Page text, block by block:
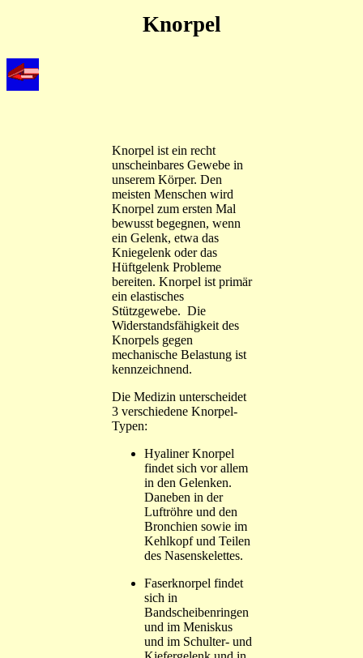
Knorpel
Knorpel ist ein recht
unscheinbares Gewebe in
unserem Körper. Den
meisten Menschen wird
Knorpel zum ersten Mal
bewusst begegnen, wenn
ein Gelenk, etwa das
Kniegelenk oder das
Hüftgelenk Probleme
bereiten. Knorpel ist primär
ein elastisches
Stützgewebe. Die
Widerstandsfähigkeit des
Knorpels gegen
mechanische Belastung ist
kennzeichnend.
Die Medizin unterscheidet
3 verschiedene Knorpel-
Typen:
Hyaliner Knorpel
findet sich vor allem
in den Gelenken.
Daneben in der
Luftröhre und den
Bronchien sowie im
Kehlkopf und Teilen
des Nasenskelettes.
Faserknorpel findet
sich in
Bandscheibenringen
und im Meniskus
und im Schulter- und